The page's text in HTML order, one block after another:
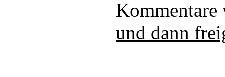
und dann